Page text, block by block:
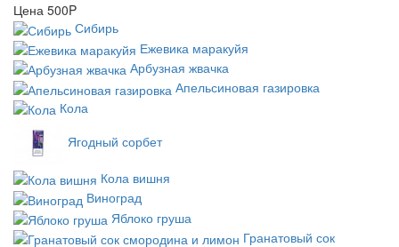
Цена 500P
Сибирь
Ежевика маракуйя
Арбузная жвачка
Апельсиновая газировка
Кола
Ягодный сорбет
Кола вишня
Виноград
Яблоко груша
Гранатовый сок